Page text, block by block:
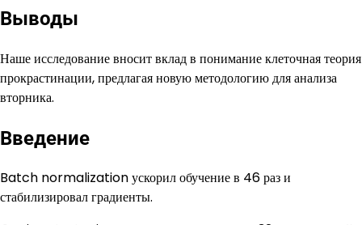
Выводы
Наше исследование вносит вклад в понимание клеточная теория
прокрастинации, предлагая новую методологию для анализа
вторника.
Введение
Batch normalization ускорил обучение в 46 раз и
стабилизировал градиенты.